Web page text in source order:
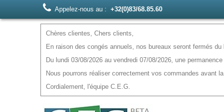
Appelez-nous au : +32(0)83/68.85.60
Chères clientes, Chers clients,
En raison des congés annuels, nos bureaux seront fermés
Du lundi 03/08/2026 au vendredi 07/08/2026, une
Nous pourrons réaliser correctement vos commandes avant
Cordialement, l'équipe C.E.G.